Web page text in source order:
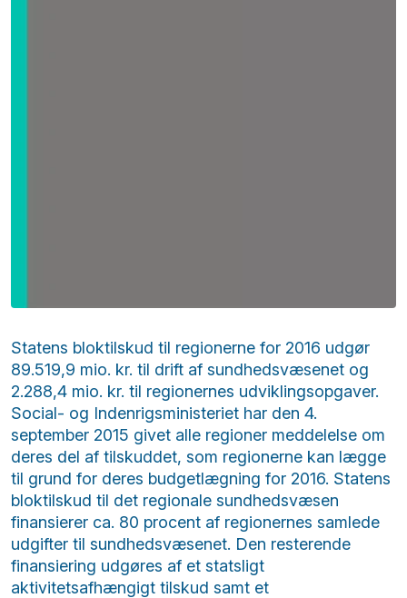
Statens bloktilskud til regionerne for 2016 udgør
89.519,9 mio. kr. til drift af sundhedsvæsenet og
2.288,4 mio. kr. til regionernes udviklingsopgaver.
Social- og Indenrigsministeriet har den 4.
september 2015 givet alle regioner meddelelse om
deres del af tilskuddet, som regionerne kan lægge
til grund for deres budgetlægning for 2016. Statens
bloktilskud til det regionale sundhedsvæsen
finansierer ca. 80 procent af regionernes samlede
udgifter til sundhedsvæsenet. Den resterende
finansiering udgøres af et statsligt
aktivitetsafhængigt tilskud samt et